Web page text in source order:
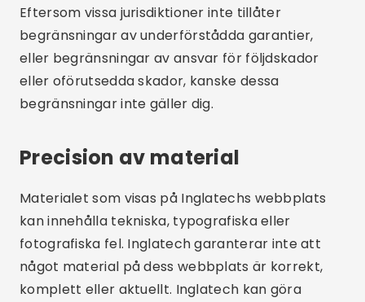
Eftersom vissa jurisdiktioner inte tillåter
begränsningar av underförstådda garantier,
eller begränsningar av ansvar för följdskador
eller oförutsedda skador, kanske dessa
begränsningar inte gäller dig.
Precision av material
Materialet som visas på Inglatechs webbplats
kan innehålla tekniska, typografiska eller
fotografiska fel. Inglatech garanterar inte att
något material på dess webbplats är korrekt,
komplett eller aktuellt. Inglatech kan göra